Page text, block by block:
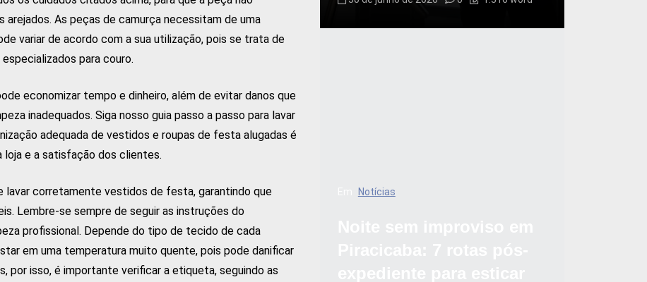
arejados. As peças de camurça necessitam de uma
variar de acordo com a sua utilização, pois se trata de
para couro.
economizar tempo e dinheiro, além de evitar danos que
inadequados. Siga nosso guia passo a passo para lavar
adequada de vestidos e roupas de festa alugadas é
loja e a satisfação dos clientes.
lavar corretamente vestidos de festa, garantindo que
Lembre-se sempre de seguir as instruções do
profissional. Depende do tipo de tecido de cada
em uma temperatura muito quente, pois pode danificar
por isso, é importante verificar a etiqueta, seguindo as
Notícias